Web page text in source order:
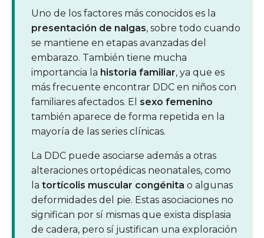
Uno de los factores más conocidos es la
presentación de nalgas, sobre todo cuando
se mantiene en etapas avanzadas del
embarazo. También tiene mucha
importancia la historia familiar, ya que es
más frecuente encontrar DDC en niños con
familiares afectados. El sexo femenino
también aparece de forma repetida en la
mayoría de las series clínicas.
La DDC puede asociarse además a otras
alteraciones ortopédicas neonatales, como
la tortícolis muscular congénita o algunas
deformidades del pie. Estas asociaciones no
significan por sí mismas que exista displasia
de cadera, pero sí justifican una exploración